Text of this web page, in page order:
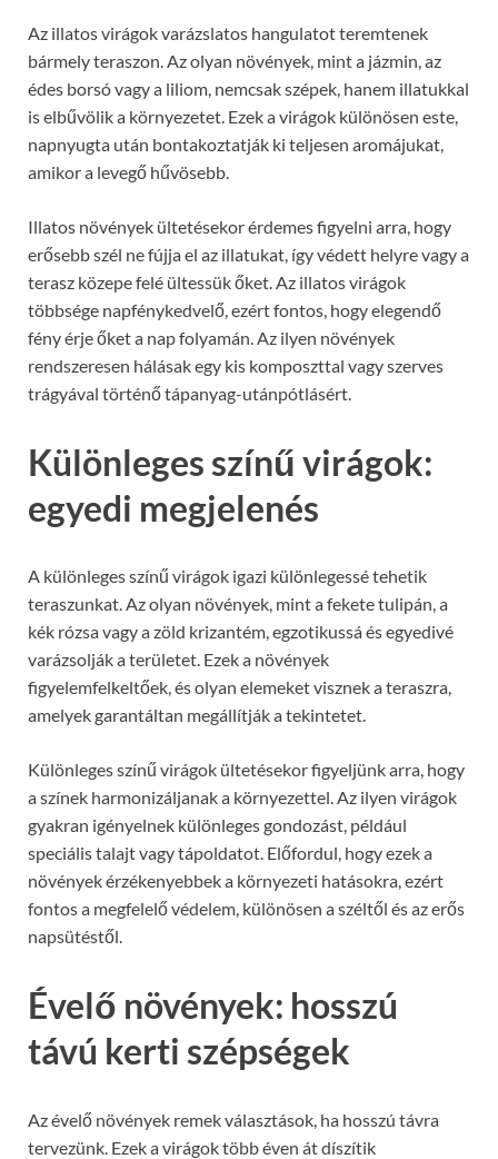
Az illatos virágok varázslatos hangulatot teremtenek
bármely teraszon. Az olyan növények, mint a jázmin, az
édes borsó vagy a liliom, nemcsak szépek, hanem illatukkal
is elbűvölik a környezetet. Ezek a virágok különösen este,
napnyugta után bontakoztatják ki teljesen aromájukat,
amikor a levegő hűvösebb.
Illatos növények ültetésekor érdemes figyelni arra, hogy
erősebb szél ne fújja el az illatukat, így védett helyre vagy a
terasz közepe felé ültessük őket. Az illatos virágok
többsége napfénykedvelő, ezért fontos, hogy elegendő
fény érje őket a nap folyamán. Az ilyen növények
rendszeresen hálásak egy kis komposzttal vagy szerves
trágyával történő tápanyag-utánpótlásért.
Különleges színű virágok:
egyedi megjelenés
A különleges színű virágok igazi különlegessé tehetik
teraszunkat. Az olyan növények, mint a fekete tulipán, a
kék rózsa vagy a zöld krizantém, egzotikussá és egyedivé
varázsolják a területet. Ezek a növények
figyelemfelkeltőek, és olyan elemeket visznek a teraszra,
amelyek garantáltan megállítják a tekintetet.
Különleges színű virágok ültetésekor figyeljünk arra, hogy
a színek harmonizáljanak a környezettel. Az ilyen virágok
gyakran igényelnek különleges gondozást, például
speciális talajt vagy tápoldatot. Előfordul, hogy ezek a
növények érzékenyebbek a környezeti hatásokra, ezért
fontos a megfelelő védelem, különösen a széltől és az erős
napsütéstől.
Évelő növények: hosszú
távú kerti szépségek
Az évelő növények remek választások, ha hosszú távra
tervezünk. Ezek a virágok több éven át díszítik